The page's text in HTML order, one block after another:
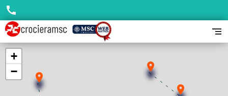
place
place
place
+
−
call
segment